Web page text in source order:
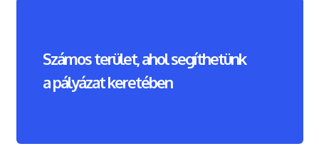
Számos terület, ahol segíthetünk
a pályázat keretében